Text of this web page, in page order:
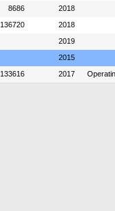
8686 2018
136720 2018
2019
2015
133616 2017